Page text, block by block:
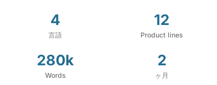
4
言語
12
Product lines
280k
Words
2
ヶ月